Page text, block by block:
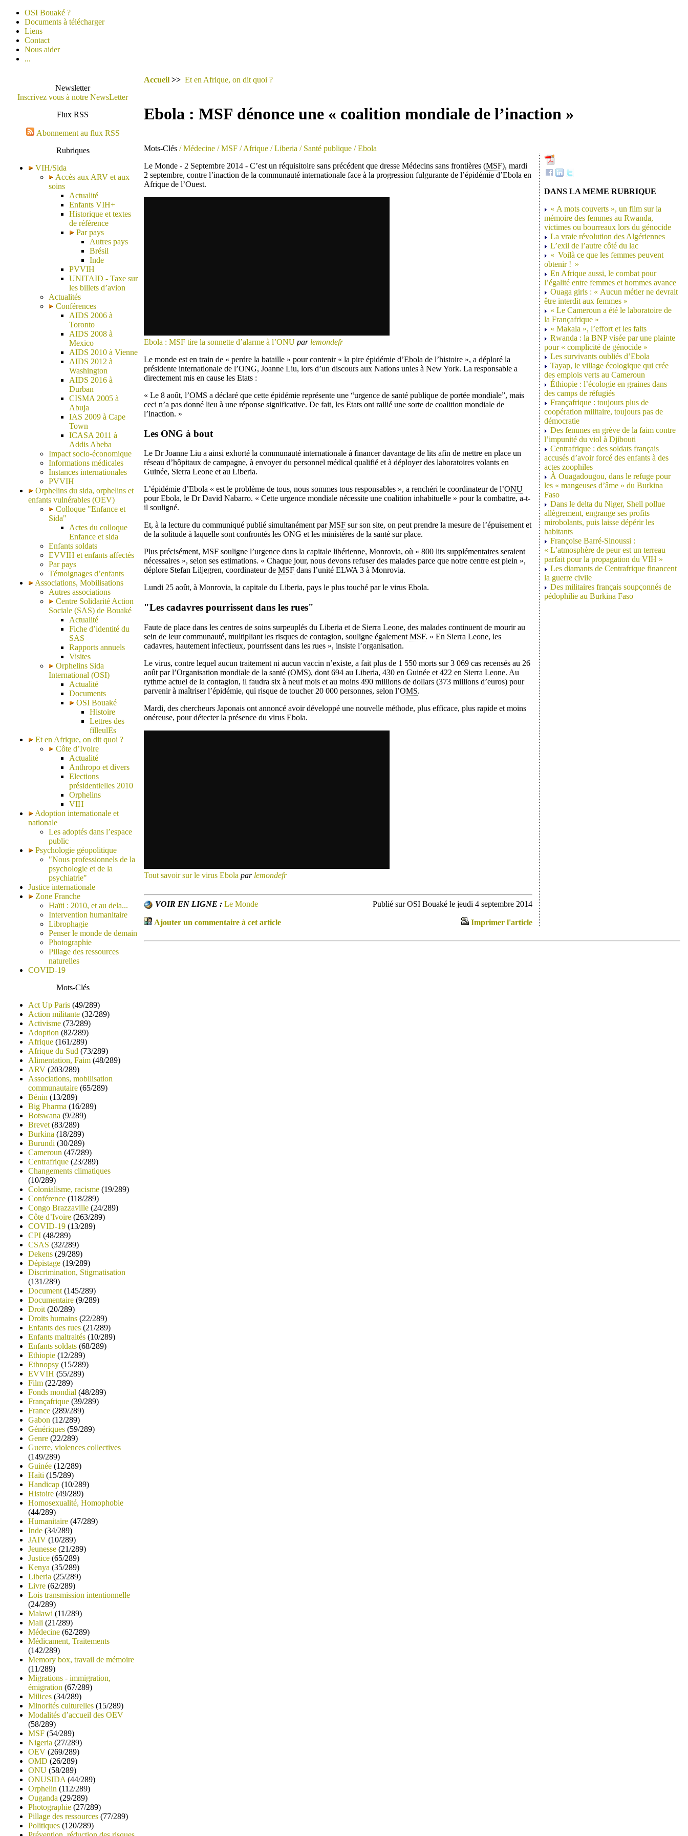
OSI Bouaké ?
Documents à télécharger
Liens
Contact
Nous aider
...
Newsletter
Inscrivez vous à notre NewsLetter
Flux RSS
Abonnement au flux RSS
Rubriques
VIH/Sida
Accès aux ARV et aux
soins
Actualité
Enfants VIH+
Historique et textes
de référence
Par pays
Autres pays
Brésil
Inde
PVVIH
UNITAID - Taxe sur
les billets d’avion
Actualités
Conférences
AIDS 2006 à
Toronto
AIDS 2008 à
Mexico
AIDS 2010 à Vienne
AIDS 2012 à
Washington
AIDS 2016 à
Durban
CISMA 2005 à
Abuja
IAS 2009 à Cape
Town
ICASA 2011 à
Addis Abeba
Impact socio-économique
Informations médicales
Instances internationales
PVVIH
Orphelins du sida, orphelins et
enfants vulnérables (OEV)
Colloque "Enfance et
Sida"
Actes du colloque
Enfance et sida
Enfants soldats
EVVIH et enfants affectés
Par pays
Témoignages d’enfants
Associations, Mobilisations
Autres associations
Centre Solidarité Action
Sociale (SAS) de Bouaké
Actualité
Fiche d’identité du
SAS
Rapports annuels
Visites
Orphelins Sida
International (OSI)
Actualité
Documents
OSI Bouaké
Histoire
Lettres des
filleulEs
Et en Afrique, on dit quoi ?
Côte d’Ivoire
Actualité
Anthropo et divers
Elections
présidentielles 2010
Orphelins
VIH
Adoption internationale et
nationale
Les adoptés dans l’espace
public
Psychologie géopolitique
"Nous professionnels de la
psychologie et de la
psychiatrie"
Justice internationale
Zone Franche
Haïti : 2010, et au dela...
Intervention humanitaire
Librophagie
Penser le monde de demain
Photographie
Pillage des ressources
naturelles
COVID-19
Mots-Clés
Act Up Paris (49/289)
Action militante (32/289)
Activisme (73/289)
Adoption (82/289)
Afrique (161/289)
Afrique du Sud (73/289)
Alimentation, Faim (48/289)
ARV (203/289)
Associations, mobilisation
communautaire (65/289)
Bénin (13/289)
Big Pharma (16/289)
Botswana (9/289)
Brevet (83/289)
Burkina (18/289)
Burundi (30/289)
Cameroun (47/289)
Centrafrique (23/289)
Changements climatiques
(10/289)
Colonialisme, racisme (19/289)
Conférence (118/289)
Congo Brazzaville (24/289)
Côte d’Ivoire (263/289)
COVID-19 (13/289)
CPI (48/289)
CSAS (32/289)
Dekens (29/289)
Dépistage (19/289)
Discrimination, Stigmatisation
(131/289)
Document (145/289)
Documentaire (9/289)
Droit (20/289)
Droits humains (22/289)
Enfants des rues (21/289)
Enfants maltraités (10/289)
Enfants soldats (68/289)
Ethiopie (12/289)
Ethnopsy (15/289)
EVVIH (55/289)
Film (22/289)
Fonds mondial (48/289)
Françafrique (39/289)
France (289/289)
Gabon (12/289)
Génériques (59/289)
Genre (22/289)
Guerre, violences collectives
(149/289)
Guinée (12/289)
Haïti (15/289)
Handicap (10/289)
Histoire (49/289)
Homosexualité, Homophobie
(44/289)
Humanitaire (47/289)
Inde (34/289)
JAIV (10/289)
Jeunesse (21/289)
Justice (65/289)
Kenya (35/289)
Liberia (25/289)
Livre (62/289)
Lois transmission intentionnelle
(24/289)
Malawi (11/289)
Mali (21/289)
Médecine (62/289)
Médicament, Traitements
(142/289)
Memory box, travail de mémoire
(11/289)
Migrations - immigration,
émigration (67/289)
Milices (34/289)
Minorités culturelles (15/289)
Modalités d’accueil des OEV
(58/289)
MSF (54/289)
Nigeria (27/289)
OEV (269/289)
OMD (26/289)
ONU (58/289)
ONUSIDA (44/289)
Orphelin (112/289)
Ouganda (29/289)
Photographie (27/289)
Pillage des ressources (77/289)
Politiques (120/289)
Accueil >> Et en Afrique, on dit quoi ?
Ebola : MSF dénonce une « coalition mondiale de l’inaction »
Mots-Clés / Médecine / MSF / Afrique / Liberia / Santé publique / Ebola
Le Monde - 2 Septembre 2014 - C’est un réquisitoire sans précédent que dresse Médecins sans frontières (MSF), mardi
2 septembre, contre l’inaction de la communauté internationale face à la progression fulgurante de l’épidémie d’Ebola en
Afrique de l’Ouest.
Ebola : MSF tire la sonnette d’alarme à l’ONU par lemondefr
Le monde est en train de « perdre la bataille » pour contenir « la pire épidémie d’Ebola de l’histoire », a déploré la
présidente internationale de l’ONG, Joanne Liu, lors d’un discours aux Nations unies à New York. La responsable a
directement mis en cause les Etats :
« Le 8 août, l’OMS a déclaré que cette épidémie représente une “urgence de santé publique de portée mondiale”, mais
ceci n’a pas donné lieu à une réponse significative. De fait, les Etats ont rallié une sorte de coalition mondiale de
l’inaction. »
Les ONG à bout
Le Dr Joanne Liu a ainsi exhorté la communauté internationale à financer davantage de lits afin de mettre en place un
réseau d’hôpitaux de campagne, à envoyer du personnel médical qualifié et à déployer des laboratoires volants en
Guinée, Sierra Leone et au Liberia.
L’épidémie d’Ebola « est le problème de tous, nous sommes tous responsables », a renchéri le coordinateur de l’ONU
pour Ebola, le Dr David Nabarro. « Cette urgence mondiale nécessite une coalition inhabituelle » pour la combattre, a-t-
il souligné.
Et, à la lecture du communiqué publié simultanément parMSF sur son site, on peut prendre la mesure de l’épuisement et
de la solitude à laquelle sont confrontés les ONG et les ministères de la santé sur place.
Plus précisément, MSF souligne l’urgence dans la capitale libérienne, Monrovia, où « 800 lits supplémentaires seraient
nécessaires », selon ses estimations. « Chaque jour, nous devons refuser des malades parce que notre centre est plein »,
déplore Stefan Liljegren, coordinateur de MSF dans l’unité ELWA 3 à Monrovia.
Lundi 25 août, à Monrovia, la capitale du Liberia, pays le plus touché par le virus Ebola.
"Les cadavres pourrissent dans les rues"
Faute de place dans les centres de soins surpeuplés du Liberia et de Sierra Leone, des malades continuent de mourir au
sein de leur communauté, multipliant les risques de contagion, souligne également MSF. « En Sierra Leone, les
cadavres, hautement infectieux, pourrissent dans les rues », insiste l’organisation.
Le virus, contre lequel aucun traitement ni aucun vaccin n’existe, a fait plus de 1 550 morts sur 3 069 cas recensés au 26
août par l’Organisation mondiale de la santé (OMS), dont 694 au Liberia, 430 en Guinée et 422 en Sierra Leone. Au
rythme actuel de la contagion, il faudra six à neuf mois et au moins 490 millions de dollars (373 millions d’euros) pour
parvenir à maîtriser l’épidémie, qui risque de toucher 20 000 personnes, selon l’OMS.
Mardi, des chercheurs Japonais ont annoncé avoir développé une nouvelle méthode, plus efficace, plus rapide et moins
onéreuse, pour détecter la présence du virus Ebola.
Tout savoir sur le virus Ebola par lemondefr
VOIR EN LIGNE : Le Monde Publié sur OSI Bouaké le jeudi 4 septembre 2014
Ajouter un commentaire à cet article Imprimer l'article
DANS LA MEME RUBRIQUE
« A mots couverts », un film sur la
mémoire des femmes au Rwanda,
victimes ou bourreaux lors du génocide
La vraie révolution des Algériennes
L’exil de l’autre côté du lac
« Voilà ce que les femmes peuvent
obtenir ! »
En Afrique aussi, le combat pour
l’égalité entre femmes et hommes avance
Ouaga girls : « Aucun métier ne devrait
être interdit aux femmes »
« Le Cameroun a été le laboratoire de
la Françafrique »
« Makala », l’effort et les faits
Rwanda : la BNP visée par une plainte
pour « complicité de génocide »
Les survivants oubliés d’Ebola
Tayap, le village écologique qui crée
des emplois verts au Cameroun
Éthiopie : l’écologie en graines dans
des camps de réfugiés
Françafrique : toujours plus de
coopération militaire, toujours pas de
démocratie
Des femmes en grève de la faim contre
l’impunité du viol à Djibouti
Centrafrique : des soldats français
accusés d’avoir forcé des enfants à des
actes zoophiles
À Ouagadougou, dans le refuge pour
les « mangeuses d’âme » du Burkina
Faso
Dans le delta du Niger, Shell pollue
allègrement, engrange ses profits
mirobolants, puis laisse dépérir les
habitants
Françoise Barré-Sinoussi :
« L’atmosphère de peur est un terreau
parfait pour la propagation du VIH »
Les diamants de Centrafrique financent
la guerre civile
Des militaires français soupçonnés de
pédophilie au Burkina Faso